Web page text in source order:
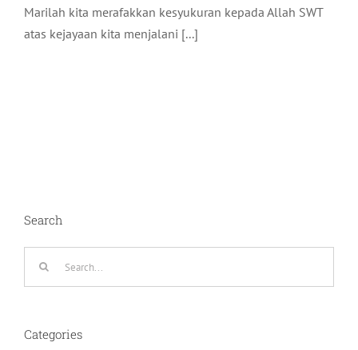
Marilah kita merafakkan kesyukuran kepada Allah SWT
atas kejayaan kita menjalani [...]
Search
Categories